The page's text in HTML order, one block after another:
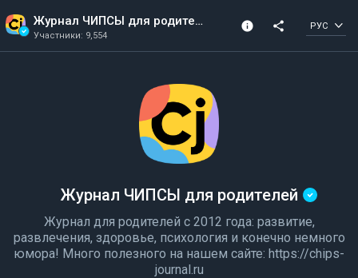
Журнал ЧИПСЫ для родителей
Участники: 9,554
info
Участники: 9,554
share РУС
Журнал ЧИПСЫ для родителей
Журнал для родителей с 2012 года: развитие,
развлечения, здоровье, психология и конечно немного
юмора! Много полезного на нашем сайте: https://chips-
journal.ru